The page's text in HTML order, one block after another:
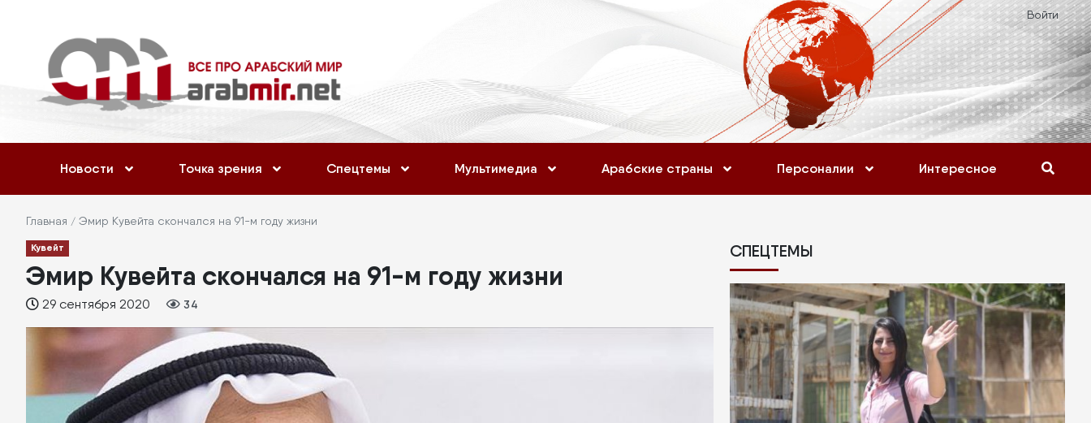
основному
содержанию
учётной
записи
пользователя
Войти
Новости Точка зрения Спецтемы Мультимедиа Арабские страны Персоналии Интересное
Строка
навигации
Главная Эмир Кувейта скончался на 91-м году жизни
Кувейт
Эмир Кувейта скончался на 91-м году жизни
29 сентября 2020 34
СПЕЦТЕМЫ